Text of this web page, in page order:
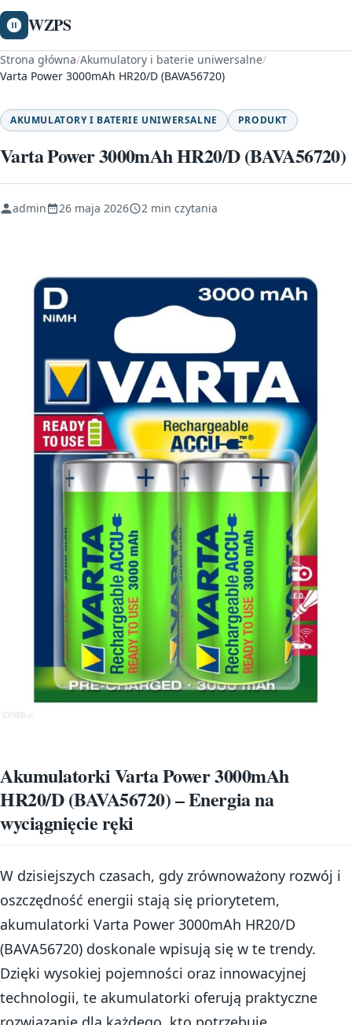
WZPS
Strona główna/Akumulatory i baterie uniwersalne/
Varta Power 3000mAh HR20/D (BAVA56720)
AKUMULATORY I BATERIE UNIWERSALNE PRODUKT
Varta Power 3000mAh HR20/D (BAVA56720)
admin 26 maja 2026 2 min czytania
Akumulatorki Varta Power 3000mAh
HR20/D (BAVA56720) – Energia na
wyciągnięcie ręki
W dzisiejszych czasach, gdy zrównoważony rozwój i
oszczędność energii stają się priorytetem,
akumulatorki Varta Power 3000mAh HR20/D
(BAVA56720) doskonale wpisują się w te trendy.
Dzięki wysokiej pojemności oraz innowacyjnej
technologii, te akumulatorki oferują praktyczne